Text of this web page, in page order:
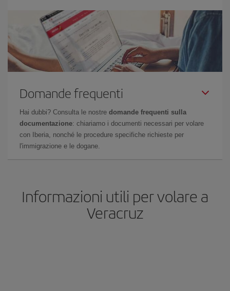
Domande frequenti
Hai dubbi? Consulta le nostre domande frequenti sulla
documentazione: chiariamo i documenti necessari per volare
con Iberia, nonché le procedure specifiche richieste per
l'immigrazione e le dogane.
Informazioni utili per volare a
Veracruz